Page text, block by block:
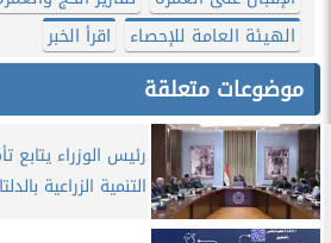
الهيئة العامة للإحصاء
اقرأ الخبر
موضوعات متعلقة
رئيس الوزراء يتابع
التنمية الزراعية